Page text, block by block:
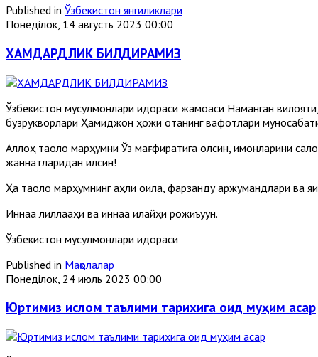
Published in Ўзбекистон янгиликлари
Понеділок, 14 августь 2023 00:00
ХАМДАРДЛИК БИЛДИРАМИЗ
Ўзбекистон мусулмонлари идораси жамоаси Наманган
бузрукворлари Ҳамиджон ҳожи отанинг вафотлари муносабати
Аллоҳ таоло марҳумни Ўз мағфиратига олсин, имонларини
жаннатларидан қилсин!
Ҳақ таоло марҳумнинг аҳли оила, фарзанду аржумандлари ва
Иннаа лиллааҳи ва иннаа илайҳи рожиъуун.
Ўзбекистон мусулмонлари идораси
Published in Мақолалар
Понеділок, 24 июль 2023 00:00
Юртимиз ислом таълими тарихига оид муҳим асар